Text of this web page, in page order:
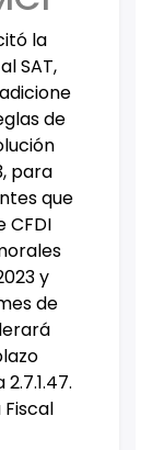
la
SAT,
de
para
que
CFDI
y
de